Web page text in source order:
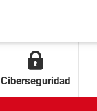
Ciberseguridad